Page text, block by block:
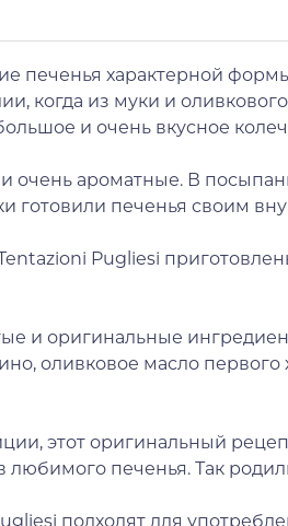
печенья характерной
когда из муки и
и очень вкусное
очень ароматные. В
готовили печенья своим
Pugliesi
и оригинальные
оливковое масло
этот оригинальный
любимого печенья. Так
подходят для